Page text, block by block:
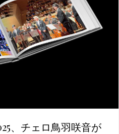
、チェロ鳥羽咲音が